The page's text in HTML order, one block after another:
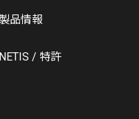
製品情報
NETIS / 特許